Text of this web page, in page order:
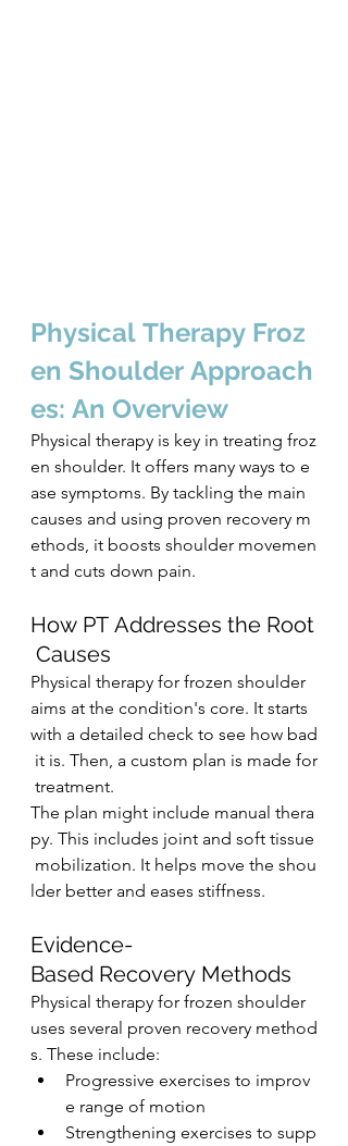
Physical Therapy Froz
en Shoulder Approach
es: An Overview
Physical therapy is key in treating froz
en shoulder. It offers many ways to e
ase symptoms. By tackling the main
causes and using proven recovery m
ethods, it boosts shoulder movemen
t and cuts down pain.
How PT Addresses the Root
Causes
Physical therapy for frozen shoulder
aims at the condition's core. It starts
with a detailed check to see how bad
it is. Then, a custom plan is made for
treatment.
The plan might include manual thera
py. This includes joint and soft tissue
mobilization. It helps move the shou
lder better and eases stiffness.
Evidence-
Based Recovery Methods
Physical therapy for frozen shoulder
uses several proven recovery method
s. These include:
Progressive exercises to improv
e range of motion
Strengthening exercises to supp